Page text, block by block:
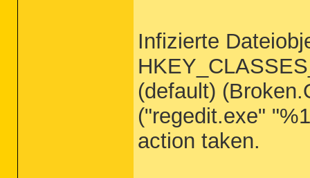
Infizierte
(default)
("regedit.exe"
action taken.